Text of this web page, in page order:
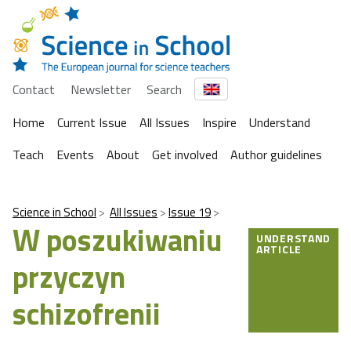
Contact Newsletter
Search
Home
Current Issue All Issues Inspire
Understand
Teach
Events About Get involved Author guidelines
Science in School All Issues Issue 19
W poszukiwaniu
przyczyn
schizofrenii
UNDERSTAND
ARTICLE